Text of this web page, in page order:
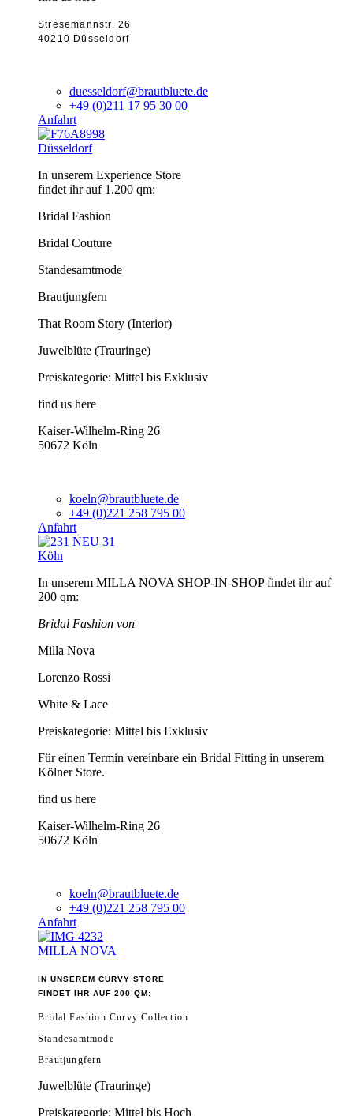
Stresemannstr. 26
40210 Düsseldorf
duesseldorf@brautbluete.de
+49 (0)211 17 95 30 00
Anfahrt
Düsseldorf
In unserem Experience Store
findet ihr auf 1.200 qm:
Bridal Fashion
Bridal Couture
Standesamtmode
Brautjungfern
That Room Story (Interior)
Juwelblüte (Trauringe)
Preiskategorie: Mittel bis Exklusiv
find us here
Kaiser-Wilhelm-Ring 26
50672 Köln
koeln@brautbluete.de
+49 (0)221 258 795 00
Anfahrt
Köln
In unserem MILLA NOVA SHOP-IN-SHOP findet ihr auf
200 qm:
Bridal Fashion von
Milla Nova
Lorenzo Rossi
White & Lace
Preiskategorie: Mittel bis Exklusiv
Für einen Termin vereinbare ein Bridal Fitting in unserem
Kölner Store.
find us here
Kaiser-Wilhelm-Ring 26
50672 Köln
koeln@brautbluete.de
+49 (0)221 258 795 00
Anfahrt
MILLA NOVA
IN UNSEREM CURVY STORE
FINDET IHR AUF 200 QM:
Bridal Fashion Curvy Collection
Standesamtmode
Brautjungfern
Juwelblüte (Trauringe)
Preiskategorie: Mittel bis Hoch